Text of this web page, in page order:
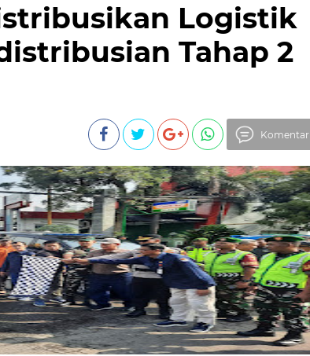
Logistik
Tahap 2
Komentar